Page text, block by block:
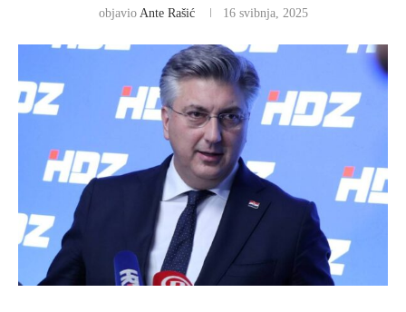
objavio Ante Rašić 16 svibnja, 2025